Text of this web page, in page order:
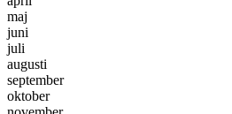
maj
juni
juli
augusti
september
oktober